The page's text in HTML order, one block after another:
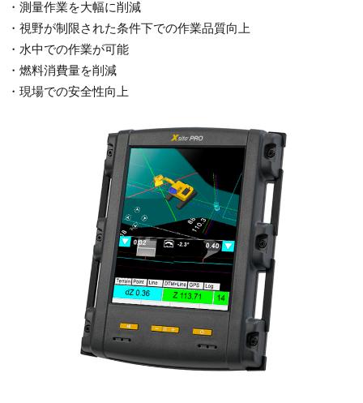
測量作業を大幅に削減
視野が制限された条件下での作業品質向上
水中での作業が可能
燃料消費量を削減
現場での安全性向上